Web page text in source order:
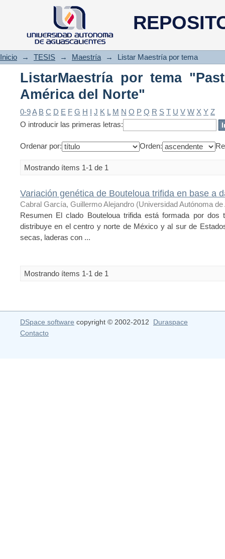
ListarMaestría por tema
Inicio → TESIS → Maestría → Listar Maestría por tema
ListarMaestría por tema
América del Norte"
0-9A B C D E F G H I J K L M N O P Q R S T U V W X Y Z
O introducir las primeras letras:
Ordenar por: Orden:
Mostrando ítems 1-1 de 1
Variación genética de Bouteloua trifida en base a
Cabral García, Guillermo Alejandro (Universidad Autónoma
Resumen El clado Bouteloua trifida está formada por
distribuye en el centro y norte de México y al sur de
secas, laderas con ...
Mostrando ítems 1-1 de 1
DSpace software copyright © 2002-2012 Duraspace
Contacto